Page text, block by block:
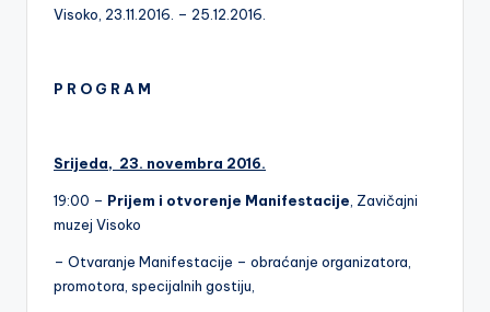
Visoko, 23.11.2016. – 25.12.2016.
P R O G R A M
Srijeda, 23. novembra 2016.
19:00 – Prijem i otvorenje Manifestacije , Zavičajni
muzej Visoko
– Otvaranje Manifestacije – obraćanje organizatora,
promotora, specijalnih gostiju,